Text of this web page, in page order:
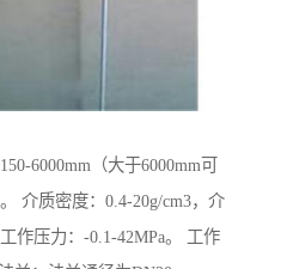
6000mm（大于6000mm可
介质密度：0.4-20g/cm3，介
作压力：-0.1-42MPa。 工作